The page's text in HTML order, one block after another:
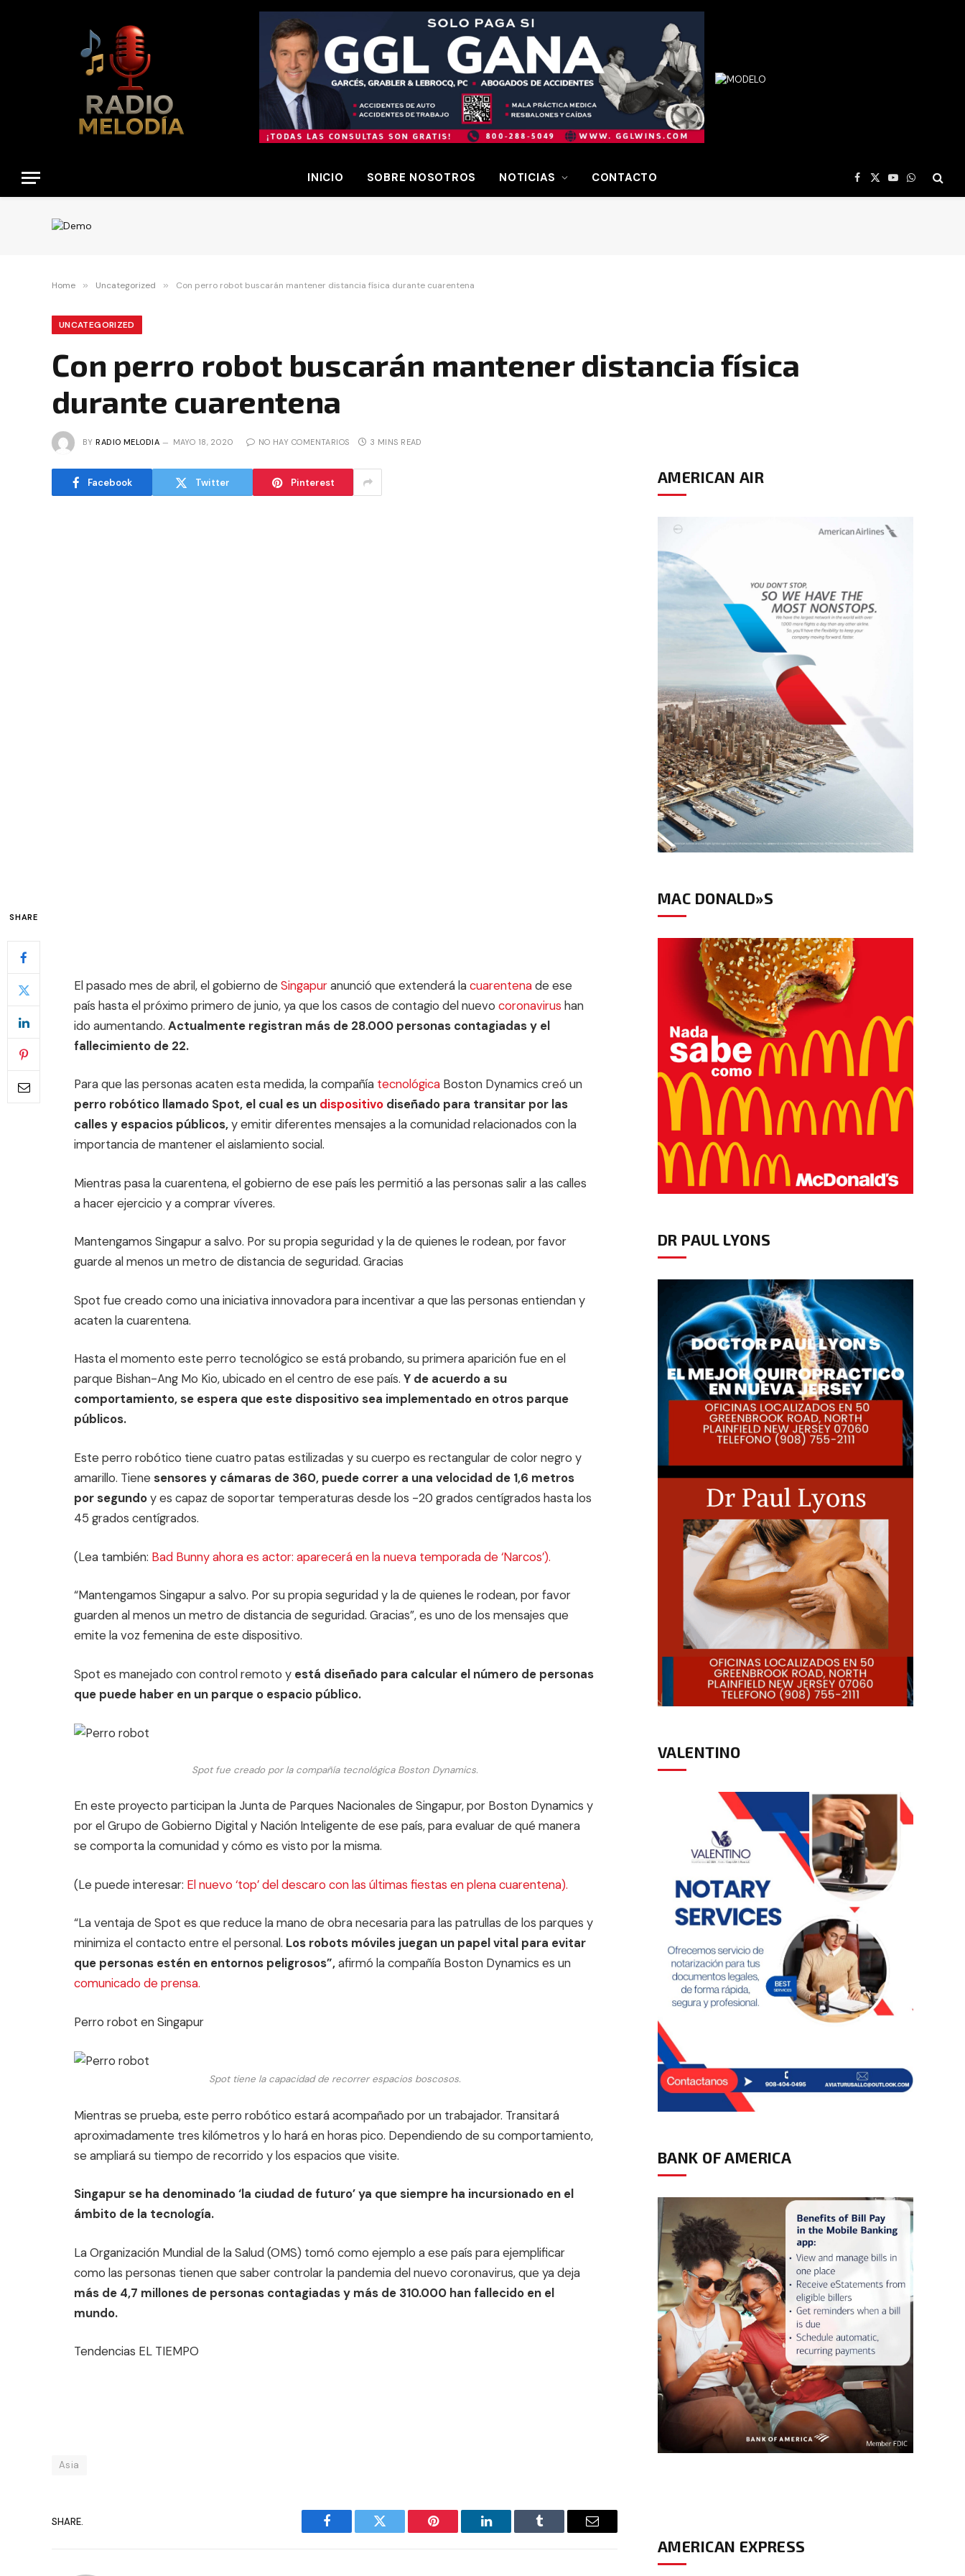
INICIO SOBRE NOSOTROS NOTICIAS CONTACTO Facebook
X
(Twitter)
YouTube
WhatsApp
Home » Uncategorized » Con perro robot buscarán mantener distancia física durante cuarentena
UNCATEGORIZED
Con perro robot buscarán mantener distancia física
durante cuarentena
BY RADIO MELODIA MAYO 18, 2020 NO HAY COMENTARIOS 3 MINS READ
Facebook Twitter Pinterest
SHARE
El pasado mes de abril, el gobierno de Singapuranunció que extenderá la cuarentenade ese
país hasta el próximo primero de junio, ya que los casos de contagio del nuevo coronavirus han
ido aumentando. Actualmente registran más de 28.000 personas contagiadas y el
fallecimiento de 22.
Para que las personas acaten esta medida, la compañía tecnológica Boston Dynamics creó un
perro robótico llamado Spot, el cual es un dispositivo diseñado para transitar por las
calles y espacios públicos,y emitir diferentes mensajes a la comunidad relacionados con la
importancia de mantener el aislamiento social.
Mientras pasa la cuarentena, el gobierno de ese país les permitió a las personas salir a las calles
a hacer ejercicio y a comprar víveres.
Mantengamos Singapur a salvo. Por su propia seguridad y la de quienes le rodean, por favor
guarde al menos un metro de distancia de seguridad. Gracias
Spot fue creado como una iniciativa innovadora para incentivar a que las personas entiendan y
acaten la cuarentena.
Hasta el momento este perro tecnológico se está probando, su primera aparición fue en el
parque Bishan-Ang Mo Kio, ubicado en el centro de ese país. Y de acuerdo a su
comportamiento, se espera que este dispositivo sea implementado en otros parque
públicos.
Este perro robótico tiene cuatro patas estilizadas y su cuerpo es rectangular de color negro y
amarillo. Tiene sensores y cámaras de 360, puede correr a una velocidad de 1,6 metros
por segundoy es capaz de soportar temperaturas desde los -20 grados centígrados hasta los
45 grados centígrados.
(Lea también: Bad Bunny ahora es actor: aparecerá en la nueva temporada de ‘Narcos’).
“Mantengamos Singapur a salvo. Por su propia seguridad y la de quienes le rodean, por favor
guarden al menos un metro de distancia de seguridad. Gracias”, es uno de los mensajes que
emite la voz femenina de este dispositivo.
Spot es manejado con control remoto y está diseñado para calcular el número de personas
que puede haber en un parque o espacio público.
Spot fue creado por la compañía tecnológica Boston Dynamics.
En este proyecto participan la Junta de Parques Nacionales de Singapur, por Boston Dynamics y
por el Grupo de Gobierno Digital y Nación Inteligente de ese país, para evaluar de qué manera
se comporta la comunidad y cómo es visto por la misma.
(Le puede interesar: El nuevo ‘top’ del descaro con las últimas fiestas en plena cuarentena).
“La ventaja de Spot es que reduce la mano de obra necesaria para las patrullas de los parques y
minimiza el contacto entre el personal. Los robots móviles juegan un papel vital para evitar
que personas estén en entornos peligrosos”,afirmó la compañía Boston Dynamics es un
comunicado de prensa.
Perro robot en Singapur
Spot tiene la capacidad de recorrer espacios boscosos.
Mientras se prueba, este perro robótico estará acompañado por un trabajador. Transitará
aproximadamente tres kilómetros y lo hará en horas pico. Dependiendo de su comportamiento,
se ampliará su tiempo de recorrido y los espacios que visite.
Singapur se ha denominado ‘la ciudad de futuro’ ya que siempre ha incursionado en el
ámbito de la tecnología.
La Organización Mundial de la Salud (OMS) tomó como ejemplo a ese país para ejemplificar
como las personas tienen que saber controlar la pandemia del nuevo coronavirus, que ya deja
más de 4,7 millones de personas contagiadas y más de 310.000 han fallecido en el
mundo.
Tendencias EL TIEMPO
Asia
SHARE.
Facebook Twitter Pinterest LinkedIn Tumblr Email
AMERICAN AIR
MAC DONALD»S
DR PAUL LYONS
VALENTINO
BANK OF AMERICA
AMERICAN EXPRESS